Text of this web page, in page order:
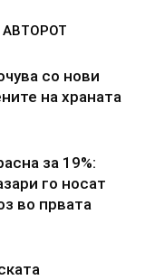
АВТОРОТ
со нови
на храната
за 19%:
го носат
во првата